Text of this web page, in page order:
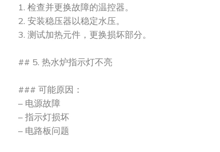
1. 检查并更换故障的温控器。
2. 安装稳压器以稳定水压。
3. 测试加热元件，更换损坏部分。
## 5. 热水炉指示灯不亮
### 可能原因：
– 电源故障
– 指示灯损坏
– 电路板问题